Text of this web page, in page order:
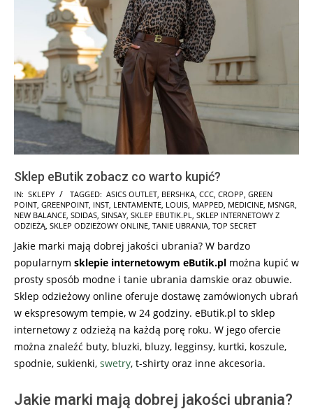
Sklep eButik zobacz co warto kupić?
2025-
12-
07
IN: SKLEPY TAGGED: ASICS OUTLET BERSHKA CCC CROPP GREEN
POINT GREENPOINT INST LENTAMENTE LOUIS MAPPED MEDICINE MSNGR
NEW BALANCE SDIDAS SINSAY SKLEP EBUTIK.PL
SKLEP INTERNETOWY Z
ODZIEŻĄ SKLEP ODZIEŻOWY ONLINE TANIE UBRANIA TOP SECRET
Jakie marki mają dobrej jakości ubrania? W bardzo
popularnym sklepie internetowym eButik.pl można kupić w
prosty sposób modne i tanie ubrania damskie oraz obuwie.
Sklep odzieżowy online oferuje dostawę zamówionych ubrań
w ekspresowym tempie, w 24 godziny. eButik.pl to sklep
internetowy z odzieżą na każdą porę roku. W jego ofercie
można znaleźć buty, bluzki, bluzy, legginsy, kurtki, koszule,
spodnie, sukienki, swetry, t-shirty oraz inne akcesoria.
Jakie marki mają dobrej jakości ubrania?